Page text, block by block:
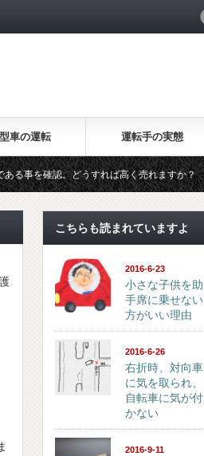
車の運転 運転手の実態
確認。どうすれば高く売れますか？
こちらも読まれていますよ
2016-6-23
小さな子供を助
手席に乗せない
方がいい理由
2016-6-26
右折時、対向車
に気を取られ、
自転車に気が付
かない
2016-9-11